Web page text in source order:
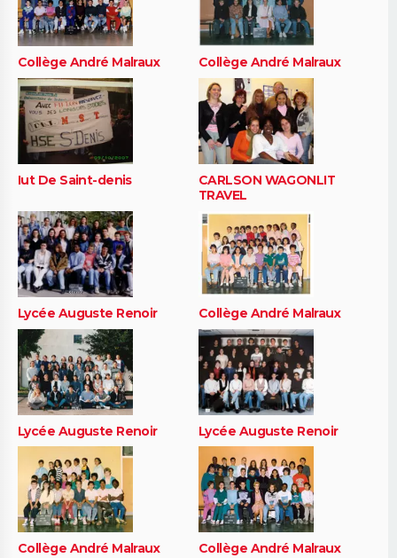
Collège André Malraux Collège André Malraux
Iut De Saint-denis
CARLSON WAGONLIT
TRAVEL
Lycée Auguste Renoir Collège André Malraux
Lycée Auguste Renoir Lycée Auguste Renoir
Collège André Malraux Collège André Malraux